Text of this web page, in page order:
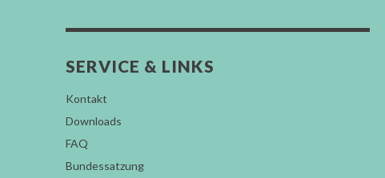
SERVICE & LINKS
Kontakt
Downloads
FAQ
Bundessatzung